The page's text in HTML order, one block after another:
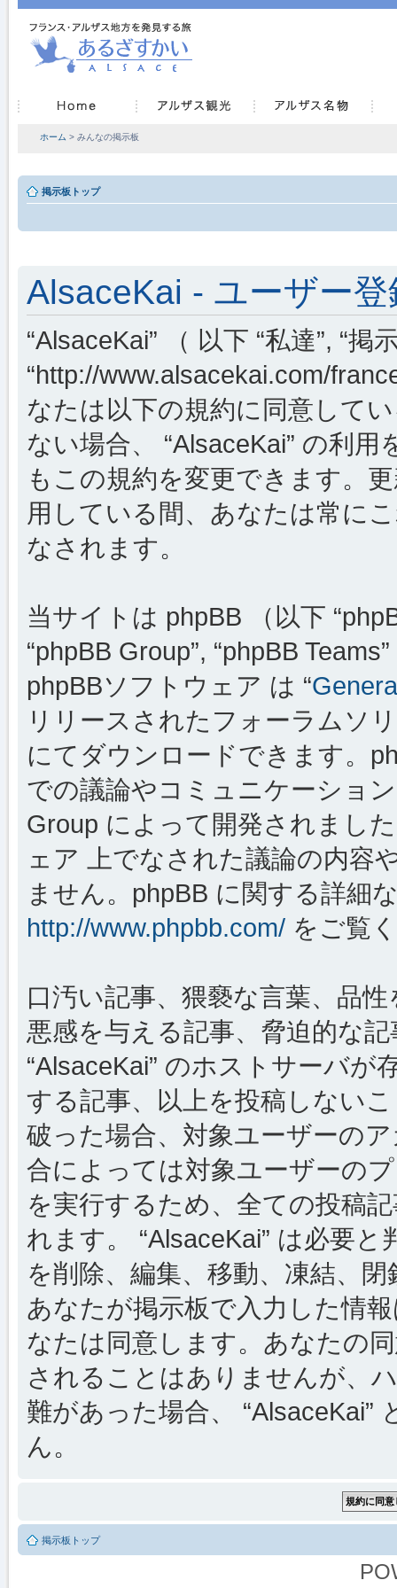
ホーム > みんなの掲示板
掲示板トップ
AlsaceKai - ユーザー登
“AlsaceKai” （ 以下 “私達”, “掲
“http://www.alsacekai.com/
なたは以下の規約に同意して
ない場合、 “AlsaceKai” の利
もこの規約を変更できます。
用している間、あなたは常に
なされます。
当サイトは phpBB （以下
“phpBB Group”, “phpBB
phpBBソフトウェア は “
リリースされたフォーラムソ
にてダウンロードできます。
での議論やコミュニケーショ
Group によって開発されまし
ェア 上でなされた議論の内容
ません。phpBB に関する詳細
http://www.phpbb.com/ をご覧
口汚い記事、猥褻な言葉、品
悪感を与える記事、脅迫的な
“AlsaceKai” のホストサーバが
する記事、以上を投稿しない
破った場合、対象ユーザーの
合によっては対象ユーザーの
を実行するため、全ての投稿
れます。 “AlsaceKai” は必要
を削除、編集、移動、凍結、
あなたが掲示板で入力した情
なたは同意します。あなたの
されることはありませんが、
難があった場合、 “AlsaceKai”
ん。
掲示板トップ